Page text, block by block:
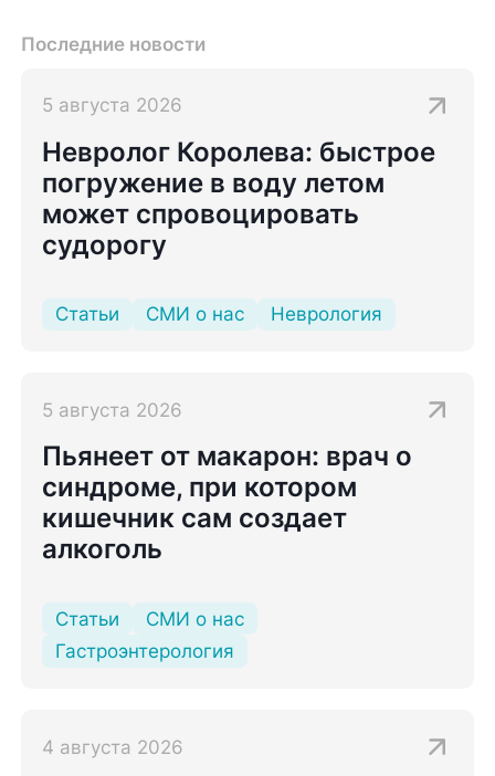
Последние новости
5 августа 2026
Невролог Королева: быстрое
погружение в воду летом
может спровоцировать
судорогу
Статьи СМИ о нас Неврология
5 августа 2026
Пьянеет от макарон: врач о
синдроме, при котором
кишечник сам создает
алкоголь
Статьи
СМИ о нас
Гастроэнтерология
4 августа 2026